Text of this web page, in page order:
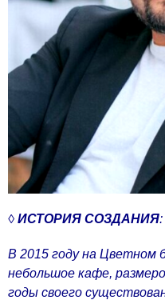
◊ ИСТОРИЯ СОЗДАНИЯ:
В 2015 году на Цветном
небольшое кафе,
годы своего